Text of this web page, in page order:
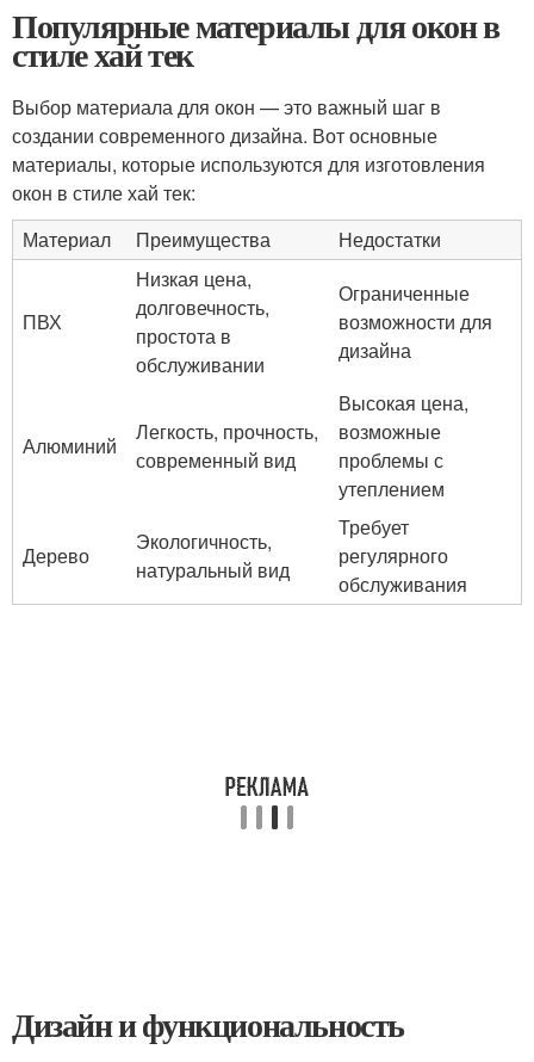
Популярные материалы для окон в
стиле хай тек
Выбор материала для окон — это важный шаг в
создании современного дизайна. Вот основные
материалы, которые используются для изготовления
окон в стиле хай тек:
Материал
Преимущества Недостатки
ПВХ
Низкая цена,
долговечность,
простота в
обслуживании
Ограниченные
возможности для
дизайна
Алюминий
Легкость, прочность,
современный вид
Высокая цена,
возможные
проблемы с
утеплением
Дерево
Экологичность,
натуральный вид
Требует
регулярного
обслуживания
Дизайн и функциональность